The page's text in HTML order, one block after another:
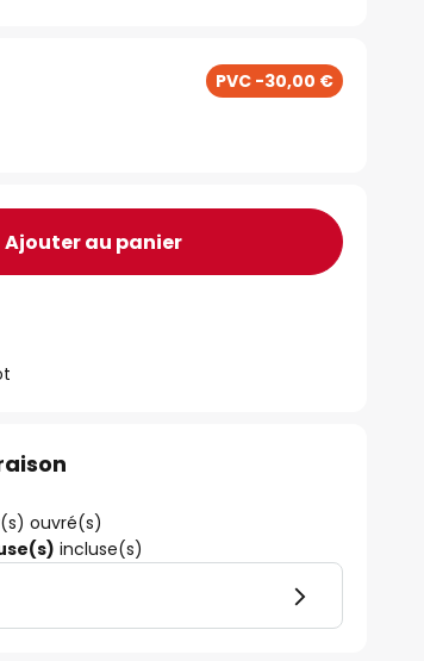
PVC -30,00 €
Ajouter au panier
ouvré(s)
incluse(s)